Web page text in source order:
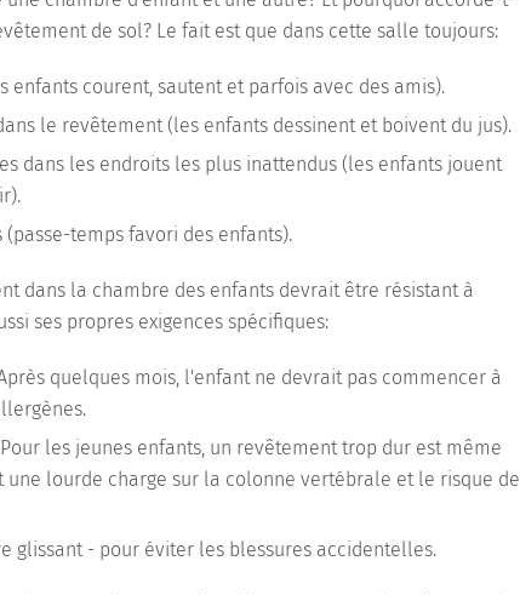
de sol? Le fait est que dans cette salle toujours:
enfants courent, sautent et parfois avec des amis).
le revêtement (les enfants dessinent et boivent du jus).
dans les endroits les plus inattendus (les enfants jouent
(passe-temps favori des enfants).
dans la chambre des enfants devrait être résistant à
ses propres exigences spécifiques:
quelques mois, l'enfant ne devrait pas commencer à
les jeunes enfants, un revêtement trop dur est même
une lourde charge sur la colonne vertébrale et le risque de
glissant - pour éviter les blessures accidentelles.